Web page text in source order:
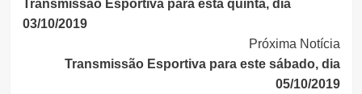
Lendo
Transmissão Esportiva para esta quinta, dia
03/10/2019
Próxima Notícia
Transmissão Esportiva para este sábado, dia
05/10/2019